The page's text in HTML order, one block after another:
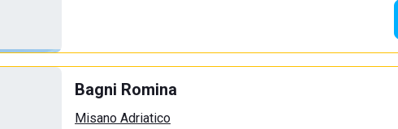
Bagni Romina
Misano Adriatico